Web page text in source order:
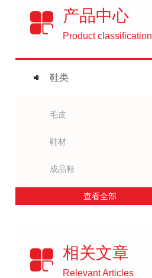
产品中心
Product classification
鞋类
毛皮
鞋材
成品鞋
查看全部
相关文章
Relevant Articles